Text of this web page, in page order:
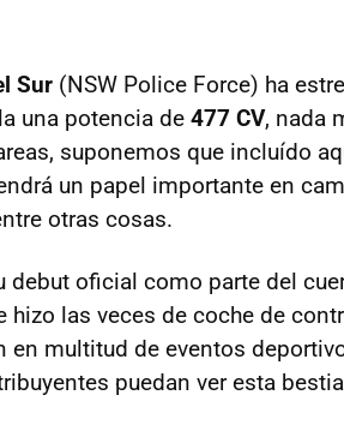
Sur (NSW Police Force) ha
una potencia de 477 CV, nada
suponemos que incluído
un papel importante en
otras cosas.
oficial como parte del
hizo las veces de coche de
en multitud de eventos
puedan ver esta